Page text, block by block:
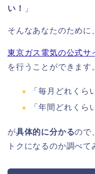
い！
」
そんなあなたのために
東京ガス電気の公式サ
を行うことができます
「毎月どれくら
「年間どれくら
が具体的に分かるので
トクになるのか調べて